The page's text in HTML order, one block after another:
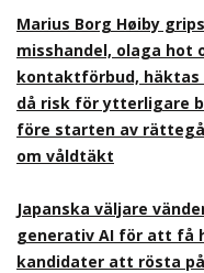
Marius Borg Høiby
misshandel, olaga hot
kontaktförbud, häktas
då risk för ytterligare
före starten av
om våldtäkt
Japanska väljare
generativ AI för att få
kandidater att rösta